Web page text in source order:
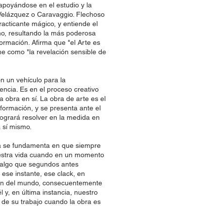
en el estudio y la
o Caravaggio. Flechoso
mágico, y entiende el
resultando la más poderosa
Afirma que "el Arte es
como "la revelación sensible de
un vehículo para la
Es en el proceso creativo
obra en sí. La obra de arte es el
y se presenta ante el
resolver en la medida en
mismo.
fundamenta en que siempre
vida cuando en un momento
que segundos antes
instante, ese clack, en
del mundo, consecuentemente
y, en última instancia, nuestro
su trabajo cuando la obra es